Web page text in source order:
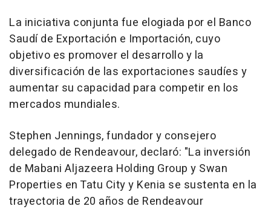
La iniciativa conjunta fue elogiada por el Banco
Saudí de Exportación e Importación, cuyo
objetivo es promover el desarrollo y la
diversificación de las exportaciones saudíes y
aumentar su capacidad para competir en los
mercados mundiales.
Stephen Jennings, fundador y consejero
delegado de Rendeavour, declaró: "La inversión
de Mabani Aljazeera Holding Group y Swan
Properties en Tatu City y Kenia se sustenta en la
trayectoria de 20 años de Rendeavour